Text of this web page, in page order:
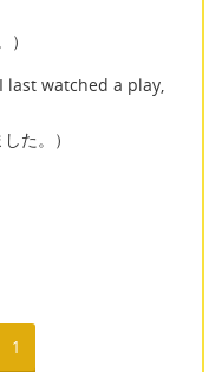
watched a play,
た。）
1